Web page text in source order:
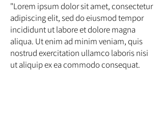
"Lorem ipsum dolor sit amet, consectetur
adipiscing elit, sed do eiusmod tempor
incididunt ut labore et dolore magna
aliqua. Ut enim ad minim veniam, quis
nostrud exercitation ullamco laboris nisi
ut aliquip ex ea commodo consequat.